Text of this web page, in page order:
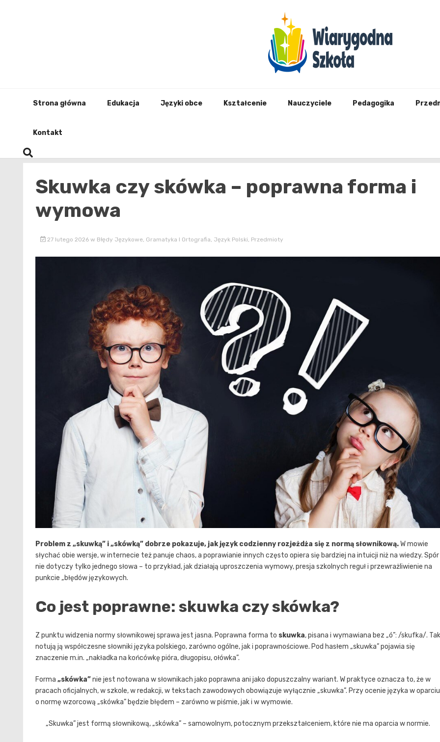
Strona główna Edukacja Języki obce Kształcenie Nauczyciele Pedagogika
Kontakt
Skuwka czy skówka – poprawna forma i
wymowa
27 lutego 2026 w Błędy Językowe, Gramatyka I Ortografia Język Polski Przedmioty
Problem z „skuwką” i „skówką” dobrze pokazuje, jak język codzienny rozjeżdża się z normą słownikową.W mowie
słychać obie wersje, w internecie też panuje chaos, a poprawianie innych często opiera się bardziej na intuicji niż na wiedzy. Spór
nie dotyczy tylko jednego słowa – to przykład, jak działają uproszczenia wymowy, presja szkolnych reguł i przewrażliwienie na
punkcie „błędów językowych.
Co jest poprawne: skuwka czy skówka?
Z punktu widzenia normy słownikowej sprawa jest jasna. Poprawna forma to skuwka, pisana i wymawiana bez „ó”: /skufka/. Tak
notują ją współczesne słowniki języka polskiego, zarówno ogólne, jak i poprawnościowe. Pod hasłem „skuwka” pojawia się
znaczenie m.in. „nakładka na końcówkę pióra, długopisu, ołówka”.
Forma „skówka”nie jest notowana w słownikach jako poprawna ani jako dopuszczalny wariant. W praktyce oznacza to, że w
pracach oficjalnych, w szkole, w redakcji, w tekstach zawodowych obowiązuje wyłącznie „skuwka”. Przy ocenie języka w oparciu
o normę wzorcową „skówka” będzie błędem – zarówno w piśmie, jak i w wymowie.
„Skuwka” jest formą słownikową, „skówka” – samowolnym, potocznym przekształceniem, które nie ma oparcia w normie.